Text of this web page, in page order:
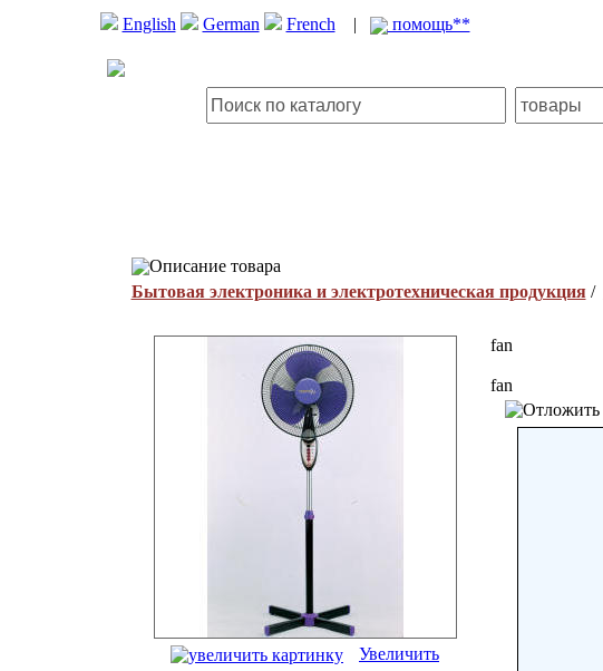
English German French | помощь**
Описание товара
Бытовая электроника и электротехническая продукция/
Увеличить
fan
fan